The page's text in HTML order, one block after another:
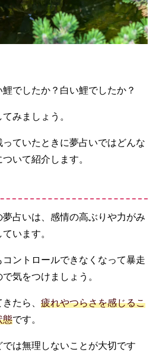
でしたか？白い鯉でしたか？
みましょう。
ていたときに夢占いではどんな
いて紹介します。
占いは、感情の高ぶりや力がみ
います。
ントロールできなくなって暴走
気をつけましょう。
たら、 疲れやつらさを感じるこ
態です。
は無理しないことが大切です